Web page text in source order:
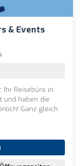
& Events
Ihr Reisebüro in
und haben die
Ganz gleich